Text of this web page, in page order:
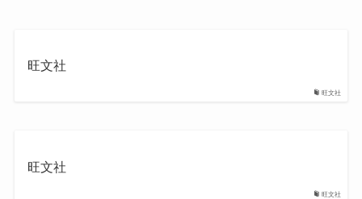
旺文社
旺文社
旺文社
旺文社